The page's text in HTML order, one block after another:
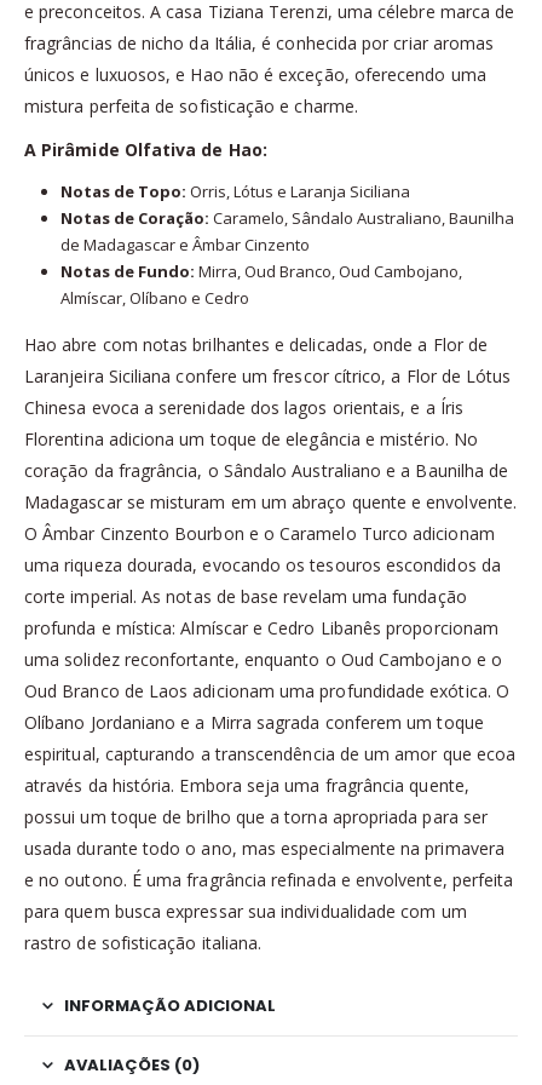
e preconceitos. A casa Tiziana Terenzi, uma célebre marca de
fragrâncias de nicho da Itália, é conhecida por criar aromas
únicos e luxuosos, e Hao não é exceção, oferecendo uma
mistura perfeita de sofisticação e charme.
A Pirâmide Olfativa de Hao:
Notas de Topo: Orris, Lótus e Laranja Siciliana
Notas de Coração: Caramelo, Sândalo Australiano, Baunilha
de Madagascar e Âmbar Cinzento
Notas de Fundo: Mirra, Oud Branco, Oud Cambojano,
Almíscar, Olíbano e Cedro
Hao abre com notas brilhantes e delicadas, onde a Flor de
Laranjeira Siciliana confere um frescor cítrico, a Flor de Lótus
Chinesa evoca a serenidade dos lagos orientais, e a Íris
Florentina adiciona um toque de elegância e mistério. No
coração da fragrância, o Sândalo Australiano e a Baunilha de
Madagascar se misturam em um abraço quente e envolvente.
O Âmbar Cinzento Bourbon e o Caramelo Turco adicionam
uma riqueza dourada, evocando os tesouros escondidos da
corte imperial. As notas de base revelam uma fundação
profunda e mística: Almíscar e Cedro Libanês proporcionam
uma solidez reconfortante, enquanto o Oud Cambojano e o
Oud Branco de Laos adicionam uma profundidade exótica. O
Olíbano Jordaniano e a Mirra sagrada conferem um toque
espiritual, capturando a transcendência de um amor que ecoa
através da história. Embora seja uma fragrância quente,
possui um toque de brilho que a torna apropriada para ser
usada durante todo o ano, mas especialmente na primavera
e no outono. É uma fragrância refinada e envolvente, perfeita
para quem busca expressar sua individualidade com um
rastro de sofisticação italiana.
INFORMAÇÃO ADICIONAL
AVALIAÇÕES (0)